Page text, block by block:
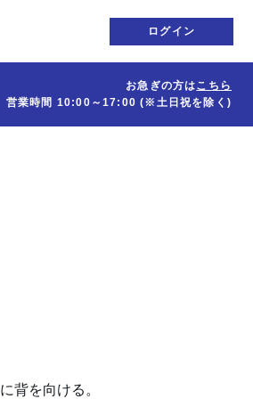
ログイン
お急ぎの方はこちら
営業時間 10:00～17:00(※土日祝を除く)
背を向ける。